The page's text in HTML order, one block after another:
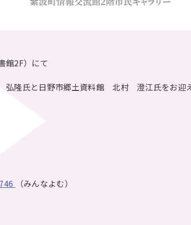
館2F）にて
隆氏と日野市郷土資料館 北村 澄江氏をお迎
（みんなよむ）